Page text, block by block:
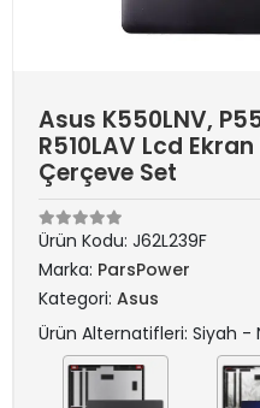
Asus K550LNV,
R510LAV Lcd
Çerçeve Set
Ürün Kodu: J62L239F
Marka: ParsPower
Kategori: Asus
Ürün Alternatifleri: Siyah -